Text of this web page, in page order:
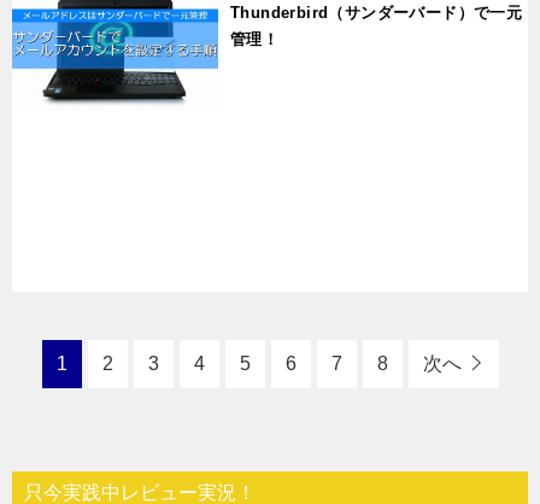
Thunderbird（サンダーバード）で一元
管理！
1 2 3 4 5 6 7 8 次へ
只今実践中レビュー実況！